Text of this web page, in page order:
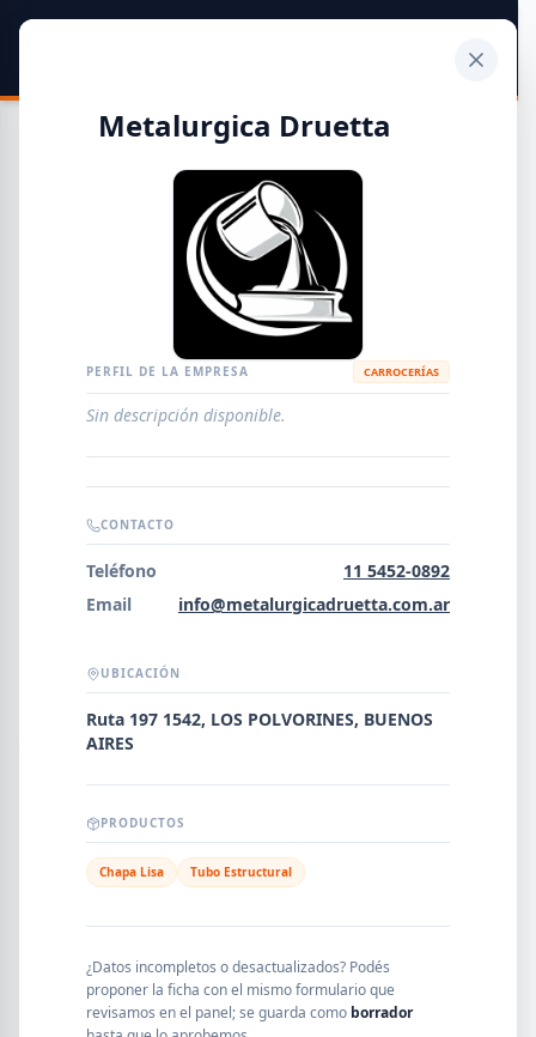
Guía de Empresas Metalúrgicas y Siderúrgicas
METALÚRGICAS
EMPRESAS AGREGAR EMPRESA
Error al cargar empresas.
SEGMENTO
PROVINCIA
Metalurgica Druetta
PERFIL DE LA EMPRESA CARROCERÍAS
Sin descripción disponible.
CONTACTO
Teléfono
11 5452-0892
Email
info@metalurgicadruetta.com.ar
UBICACIÓN
Ruta 197 1542, LOS POLVORINES, BUENOS
AIRES
PRODUCTOS
Chapa Lisa Tubo Estructural
¿Datos incompletos o desactualizados? Podés
proponer la ficha con el mismo formulario que
revisamos en el panel; se guarda como borrador